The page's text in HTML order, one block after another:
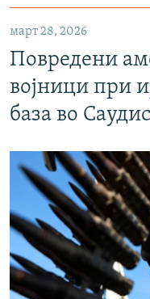
март 28, 2026
Повредени
војници при
база во